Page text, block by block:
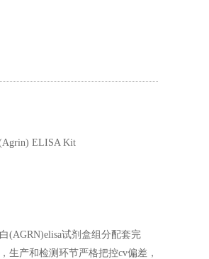
ELISA Kit
(AGRN)elisa试剂盒组分配套完
生产和检测环节严格把控cv偏差，